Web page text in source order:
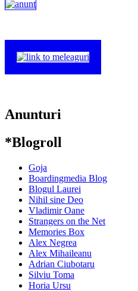
Anunturi
*Blogroll
Goja
Boardingmedia Blog
Blogul Laurei
Nihil sine Deo
Vladimir Oane
Strangers on the Net
Memories Box
Alex Negrea
Alex Mihaileanu
Adrian Ciubotaru
Silviu Toma
Horia Ursu